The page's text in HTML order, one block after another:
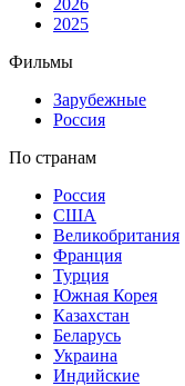
2026
2025
Фильмы
Зарубежные
Россия
По странам
Россия
США
Великобритания
Франция
Турция
Южная Корея
Казахстан
Беларусь
Украина
Индийские